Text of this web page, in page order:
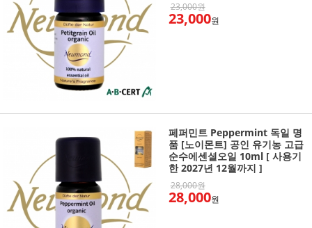
23,000원
23,000원
페퍼민트 Peppermint 독일 명
품 [노이몬트] 공인 유기농 고급
순수에센셜오일 10ml [ 사용기
한 2027년 12월까지 ]
28,000원
28,000원